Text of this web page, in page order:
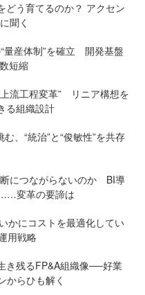
どう育てるのか？ アクセン
聞く
量産体制”を確立 開発基盤
短縮
流工程変革” リニア構想を
る組織設計
、“統治”と“俊敏性”を共存
につながらないのか BI導
変革の要諦は
かにコストを最適化してい
用戦略
き残るFP&A組織像──好業
からひも解く